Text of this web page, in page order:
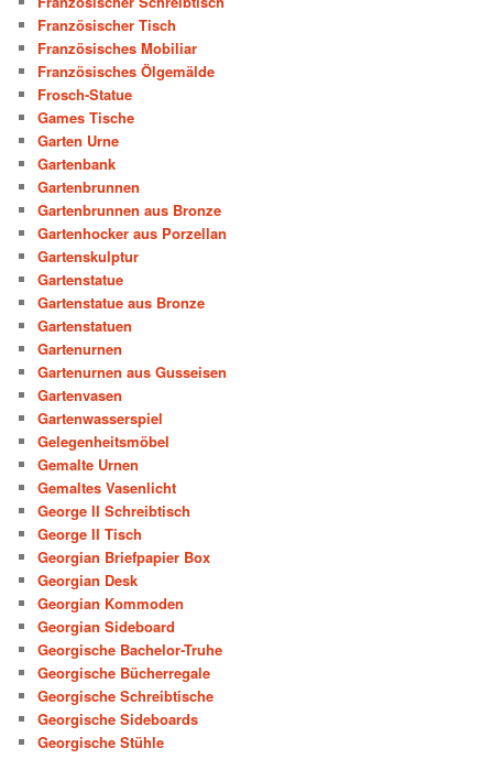
Französischer Tisch
Französisches Mobiliar
Französisches Ölgemälde
Frosch-Statue
Games Tische
Garten Urne
Gartenbank
Gartenbrunnen
Gartenbrunnen aus Bronze
Gartenhocker aus Porzellan
Gartenskulptur
Gartenstatue
Gartenstatue aus Bronze
Gartenstatuen
Gartenurnen
Gartenurnen aus Gusseisen
Gartenvasen
Gartenwasserspiel
Gelegenheitsmöbel
Gemalte Urnen
Gemaltes Vasenlicht
George II Schreibtisch
George II Tisch
Georgian Briefpapier Box
Georgian Desk
Georgian Kommoden
Georgian Sideboard
Georgische Bachelor-Truhe
Georgische Bücherregale
Georgische Schreibtische
Georgische Sideboards
Georgische Stühle